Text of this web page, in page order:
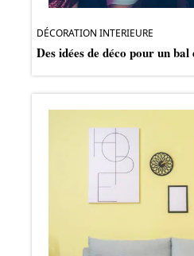
DÉCORATION INTERIEURE
Des idées de déco pour un